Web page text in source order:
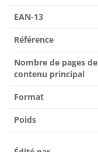
EAN-13
Référence
Nombre de pages de
contenu principal
Format
Poids